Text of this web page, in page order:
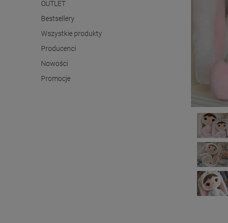
OUTLET
Bestsellery
Wszystkie produkty
Producenci
Nowości
Promocje